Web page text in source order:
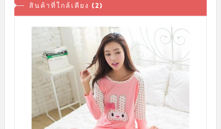
สินค้าที่ใกล้เคียง (2)